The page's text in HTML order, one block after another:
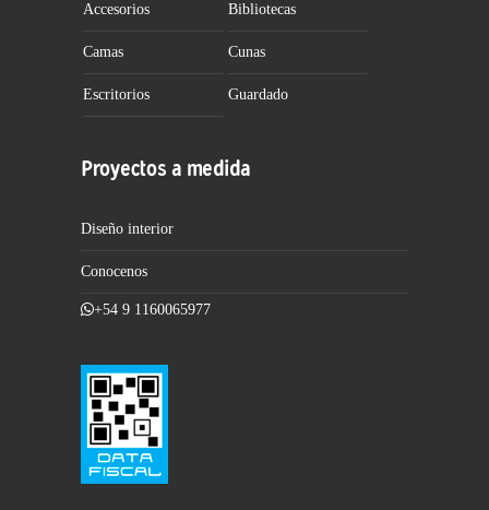
Accesorios Bibliotecas
Camas Cunas
Escritorios Guardado
Proyectos a medida
Diseño interior
Conocenos
+54 9 1160065977